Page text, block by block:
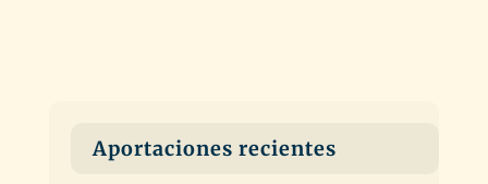
Aportaciones recientes